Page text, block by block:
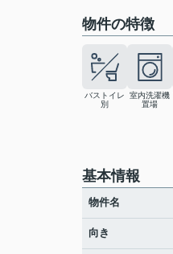
物件の特徴
バストイレ
別
室内洗濯機
置場
基本情報
物件名
向き